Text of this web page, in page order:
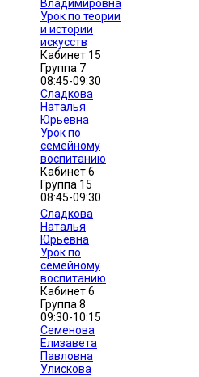
Владимировна
Урок по теории
и истории
искусств
Кабинет 15
Группа 7
08:45-09:30
Сладкова
Наталья
Юрьевна
Урок по
семейному
воспитанию
Кабинет 6
Группа 15
08:45-09:30
Сладкова
Наталья
Юрьевна
Урок по
семейному
воспитанию
Кабинет 6
Группа 8
09:30-10:15
Семенова
Елизавета
Павловна
Улискова